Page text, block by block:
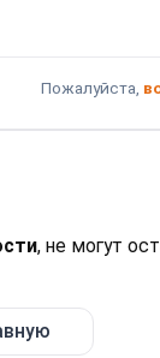
Пожалуйста,
, не могут